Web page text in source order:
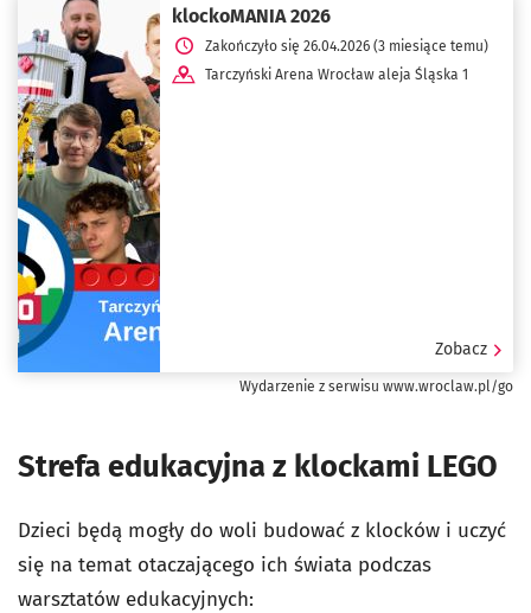
klockoMANIA 2026
Zakończyło się 26.04.2026 (3 miesiące temu)
Tarczyński Arena Wrocław aleja Śląska 1
Zobacz
Wydarzenie z serwisu www.wroclaw.pl/go
Strefa edukacyjna z klockami LEGO
Dzieci będą mogły do woli budować z klocków i uczyć
się na temat otaczającego ich świata podczas
warsztatów edukacyjnych: